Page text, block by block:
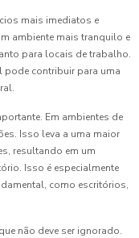
mais imediatos e
ambiente mais tranquilo e
para locais de trabalho.
pode contribuir para uma
Em ambientes de
Isso leva a uma maior
resultando em um
Isso é especialmente
como escritórios,
não deve ser ignorado.